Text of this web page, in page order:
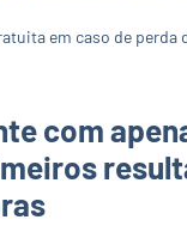
em caso de perda
com